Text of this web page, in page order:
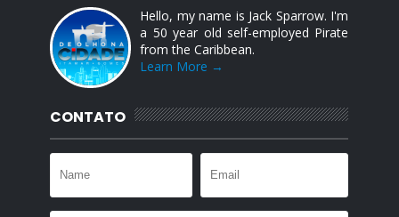
Hello, my name is Jack Sparrow. I'm
a 50 year old self-employed Pirate
from the Caribbean.
Learn More →
CONTATO